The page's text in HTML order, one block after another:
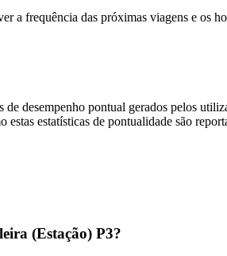
a frequência das próximas viagens e os
de desempenho pontual gerados pelos
estatísticas de pontualidade são
(Estação) P3?